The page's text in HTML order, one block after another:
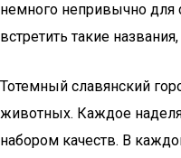
немного непривычно
встретить такие
Тотемный славянский
животных. Каждое
набором качеств. В